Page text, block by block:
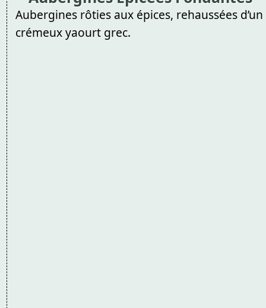
Aubergines rôties aux épices, rehaussées d’un
crémeux yaourt grec.